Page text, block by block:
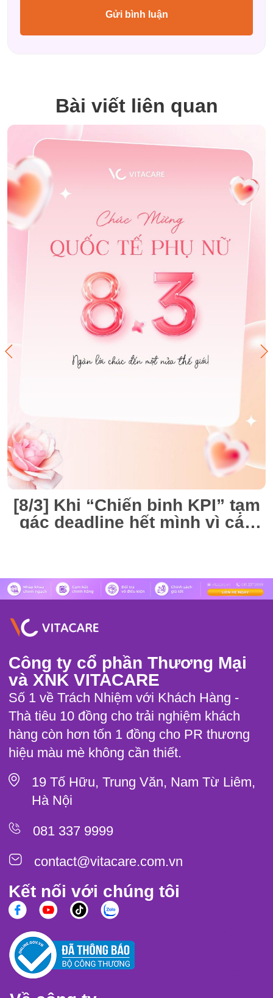
Bài viết liên quan
[8/3] Khi “Chiến binh KPI” tạm
gác deadline hết mình vì các
Công ty cổ phần Thương Mại
và XNK VITACARE
Số 1 về Trách Nhiệm với Khách Hàng -
Thà tiêu 10 đồng cho trải nghiệm khách
hàng còn hơn tốn 1 đồng cho PR thương
hiệu màu mè không cần thiết.
19 Tố Hữu, Trung Văn, Nam Từ Liêm,
Hà Nội
081 337 9999
contact@vitacare.com.vn
Kết nối với chúng tôi